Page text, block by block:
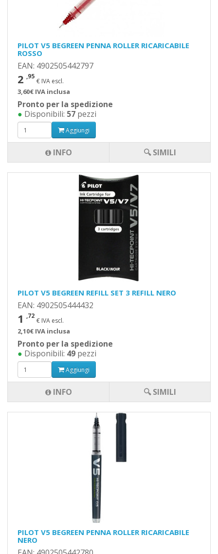
PILOT V5 BEGREEN PENNA ROLLER RICARICABILE
ROSSO
EAN: 4902505442797
2 ,95
€ IVA escl.
3,60€ IVA inclusa
Pronto per la spedizione
● Disponibili: 57 pezzi
Aggiungi
INFO 🔍 SIMILI
PILOT V5 BEGREEN REFILL SET 3 REFILL NERO
EAN: 4902505444432
1 ,72
€ IVA escl.
2,10€ IVA inclusa
Pronto per la spedizione
● Disponibili: 49 pezzi
Aggiungi
INFO 🔍 SIMILI
PILOT V5 BEGREEN PENNA ROLLER RICARICABILE
NERO